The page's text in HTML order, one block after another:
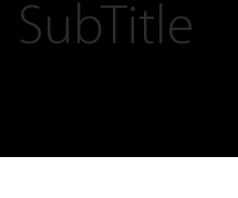
SubTitle